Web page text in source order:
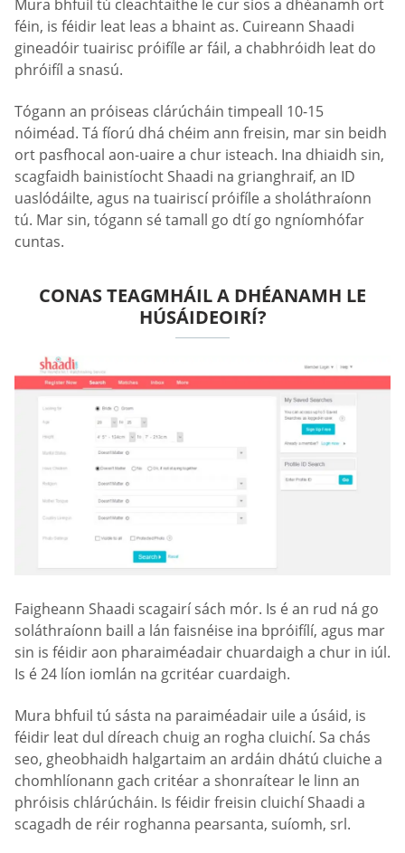
Mura bhfuil tú cleachtaithe le cur síos a dhéanamh ort
féin, is féidir leat leas a bhaint as. Cuireann Shaadi
gineadóir tuairisc próifíle ar fáil, a chabhróidh leat do
phróifíl a snasú.
Tógann an próiseas clárúcháin timpeall 10-15
nóiméad. Tá fíorú dhá chéim ann freisin, mar sin beidh
ort pasfhocal aon-uaire a chur isteach. Ina dhiaidh sin,
scagfaidh bainistíocht Shaadi na grianghraif, an ID
uaslódáilte, agus na tuairiscí próifíle a sholáthraíonn
tú. Mar sin, tógann sé tamall go dtí go ngníomhófar
cuntas.
CONAS TEAGMHÁIL A DHÉANAMH LE
HÚSÁIDEOIRÍ?
Faigheann Shaadi scagairí sách mór. Is é an rud ná go
soláthraíonn baill a lán faisnéise ina bpróifílí, agus mar
sin is féidir aon pharaiméadair chuardaigh a chur in iúl.
Is é 24 líon iomlán na gcritéar cuardaigh.
Mura bhfuil tú sásta na paraiméadair uile a úsáid, is
féidir leat dul díreach chuig an rogha cluichí. Sa chás
seo, gheobhaidh halgartaim an ardáin dhátú cluiche a
chomhlíonann gach critéar a shonraítear le linn an
phróisis chlárúcháin. Is féidir freisin cluichí Shaadi a
scagadh de réir roghanna pearsanta, suíomh, srl.